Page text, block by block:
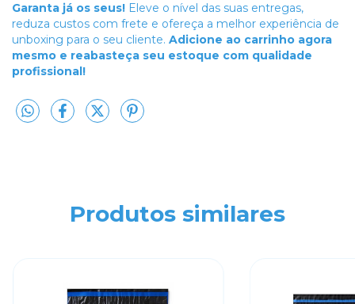
Garanta já os seus! Eleve o nível das suas entregas,
reduza custos com frete e ofereça a melhor experiência de
unboxing para o seu cliente. Adicione ao carrinho agora
mesmo e reabasteça seu estoque com qualidade
profissional!
Produtos similares